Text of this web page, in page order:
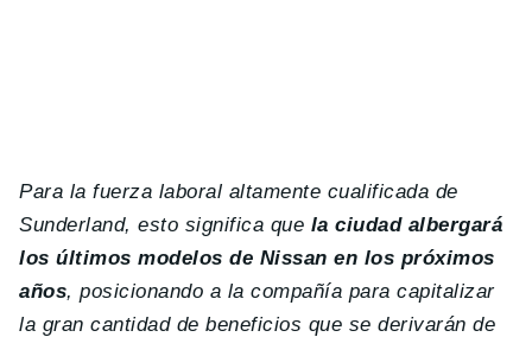
Para la fuerza laboral altamente cualificada de
Sunderland, esto significa que la ciudad albergará
los últimos modelos de Nissan en los próximos
años, posicionando a la compañía para capitalizar
la gran cantidad de beneficios que se derivarán de